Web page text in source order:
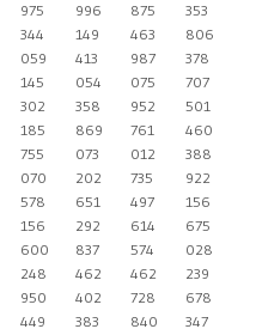
975 996 875
353
344 149 463
806
059 413 987
378
145 054 075
707
302 358 952
501
185 869 761
460
755 073 012
388
070 202 735
922
578 651 497
156
156 292 614
675
600 837 574
028
248 462 462
239
950 402 728
678
449 383 840
347